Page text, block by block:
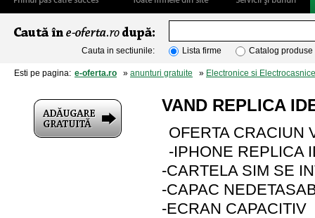
Cauta in sectiunile: Lista firme Catalog produse
Esti pe pagina: e-oferta.ro » anunturi gratuite » Electronice si Electrocasnice
VAND REPLICA
OFERTA CRACIUN
-IPHONE REPLICA
-CARTELA SIM SE
-CAPAC
-ECRAN CAPACITIV